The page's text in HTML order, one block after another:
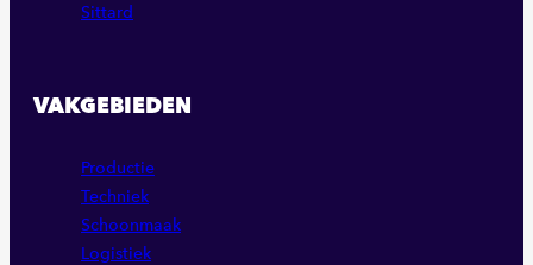
Sittard
VAKGEBIEDEN
Productie
Techniek
Schoonmaak
Logistiek